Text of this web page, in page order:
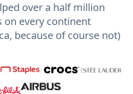
over a half million
on every continent
because of course not)